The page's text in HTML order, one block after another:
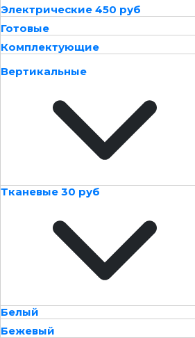
Электрические 450 руб
Готовые
Комплектующие
Вертикальные
Тканевые 30 руб
Белый
Бежевый